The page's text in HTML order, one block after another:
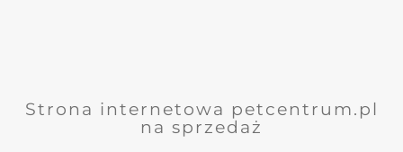
Strona internetowa petcentrum.pl
na sprzedaż